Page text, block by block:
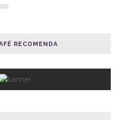
RECOMENDA